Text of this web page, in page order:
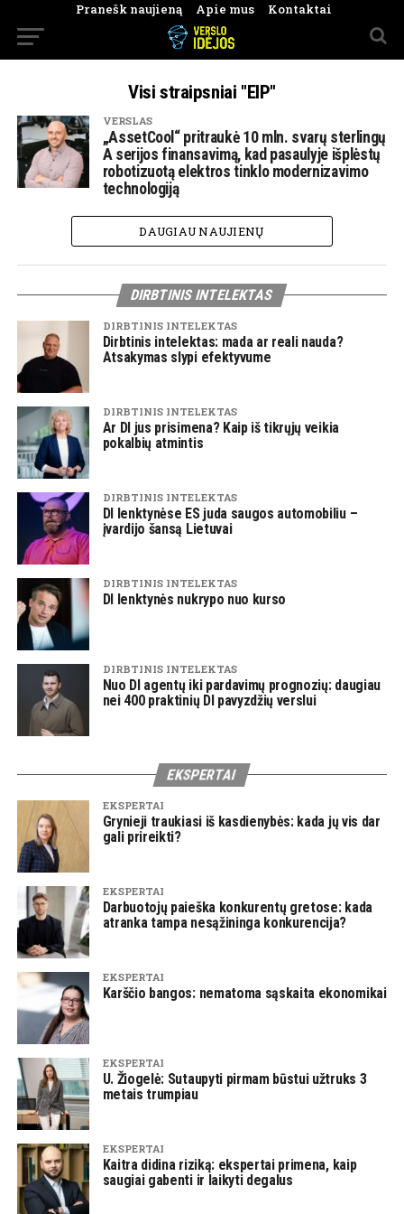
Pranešk naujieną Apie mus Kontaktai
Visi straipsniai "EIP"
VERSLAS
„AssetCool“ pritraukė 10 mln. svarų sterlingų
A serijos finansavimą, kad pasaulyje išplėstų
robotizuotą elektros tinklo modernizavimo
technologiją
DAUGIAU NAUJIENŲ
DIRBTINIS INTELEKTAS
DIRBTINIS INTELEKTAS
Dirbtinis intelektas: mada ar reali nauda?
Atsakymas slypi efektyvume
DIRBTINIS INTELEKTAS
Ar DI jus prisimena? Kaip iš tikrųjų veikia
pokalbių atmintis
DIRBTINIS INTELEKTAS
DI lenktynėse ES juda saugos automobiliu –
įvardijo šansą Lietuvai
DIRBTINIS INTELEKTAS
DI lenktynės nukrypo nuo kurso
DIRBTINIS INTELEKTAS
Nuo DI agentų iki pardavimų prognozių: daugiau
nei 400 praktinių DI pavyzdžių verslui
EKSPERTAI
EKSPERTAI
Grynieji traukiasi iš kasdienybės: kada jų vis dar
gali prireikti?
EKSPERTAI
Darbuotojų paieška konkurentų gretose: kada
atranka tampa nesąžininga konkurencija?
EKSPERTAI
Karščio bangos: nematoma sąskaita ekonomikai
EKSPERTAI
U. Žiogelė: Sutaupyti pirmam būstui užtruks 3
metais trumpiau
EKSPERTAI
Kaitra didina riziką: ekspertai primena, kaip
saugiai gabenti ir laikyti degalus